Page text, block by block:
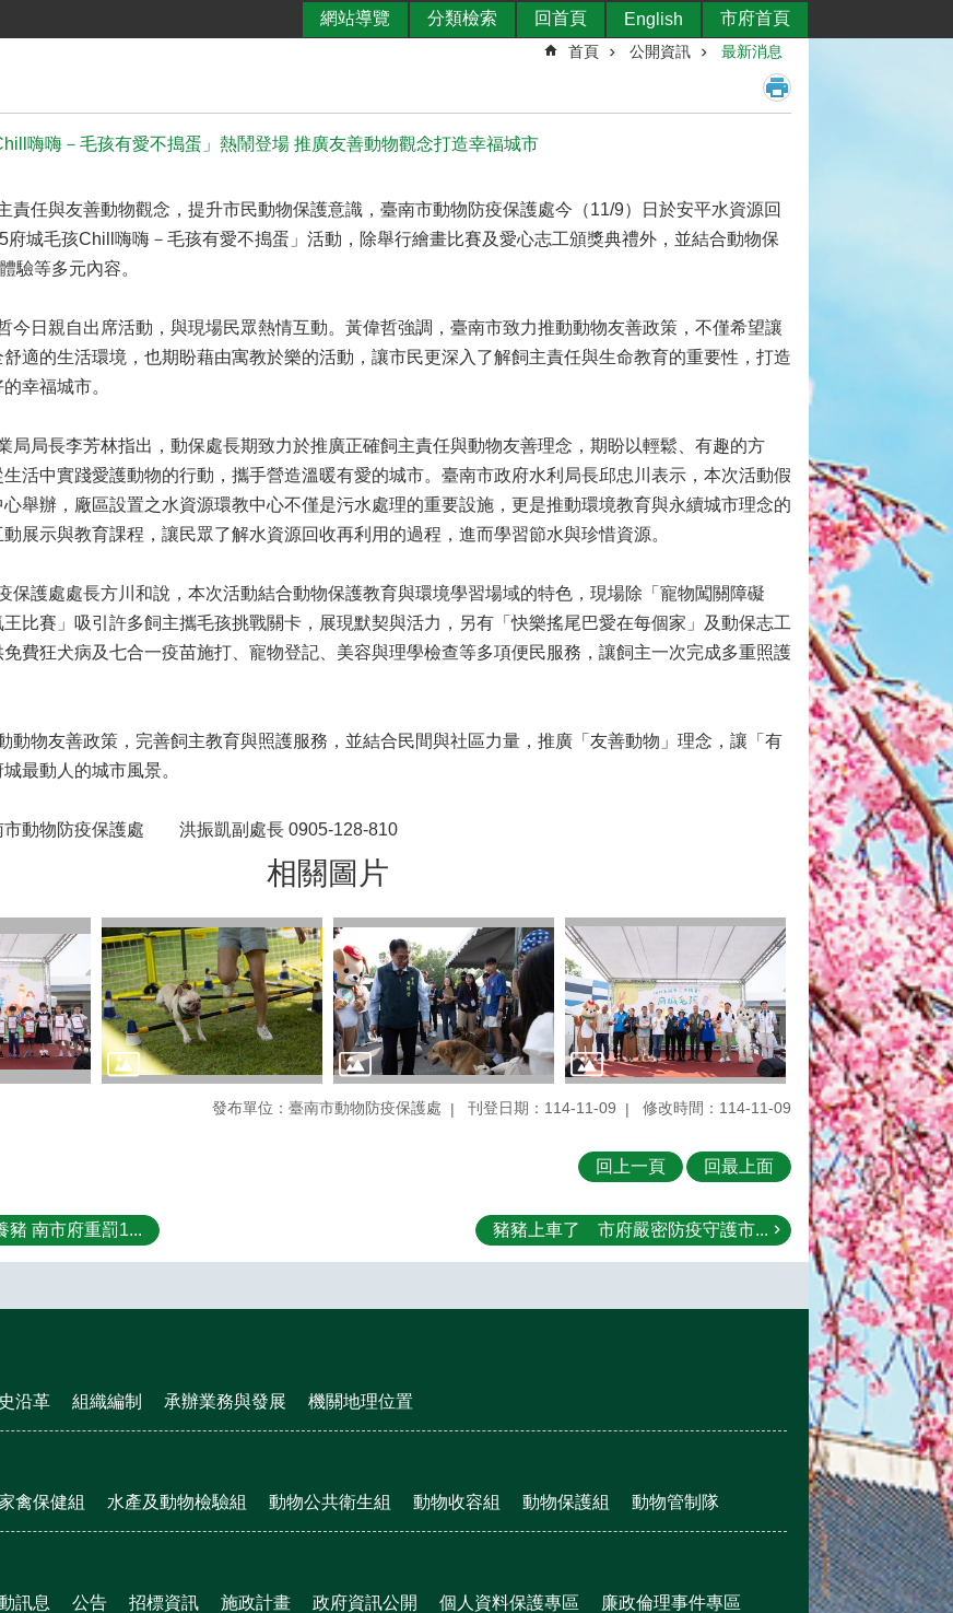
網站導覽 分類檢索 回首頁 English 市府首頁
首頁 公開資訊 最新消息
嗨嗨－毛孩有愛不搗蛋」熱鬧登場 推廣友善動物觀念打造幸福城市
任與友善動物觀念，提升市民動物保護意識，臺南市動物防疫保護處今（11/9）日於安平水資源回
府城毛孩Chill嗨嗨－毛孩有愛不搗蛋」活動，除舉行繪畫比賽及愛心志工頒獎典禮外，並結合動物保
驗等多元內容。
日親自出席活動，與現場民眾熱情互動。黃偉哲強調，臺南市致力推動動物友善政策，不僅希望讓
適的生活環境，也期盼藉由寓教於樂的活動，讓市民更深入了解飼主責任與生命教育的重要性，打造
幸福城市。
局長李芳林指出，動保處長期致力於推廣正確飼主責任與動物友善理念，期盼以輕鬆、有趣的方
活中實踐愛護動物的行動，攜手營造溫暖有愛的城市。臺南市政府水利局長邱忠川表示，本次活動假
舉辦，廠區設置之水資源環教中心不僅是污水處理的重要設施，更是推動環境教育與永續城市理念的
展示與教育課程，讓民眾了解水資源回收再利用的過程，進而學習節水與珍惜資源。
護處處長方川和說，本次活動結合動物保護教育與環境學習場域的特色，現場除「寵物闖關障礙
比賽」吸引許多飼主攜毛孩挑戰關卡，展現默契與活力，另有「快樂搖尾巴愛在每個家」及動保志工
費狂犬病及七合一疫苗施打、寵物登記、美容與理學檢查等多項便民服務，讓飼主一次完成多重照護
物友善政策，完善飼主教育與照護服務，並結合民間與社區力量，推廣「友善動物」理念，讓「有
最動人的城市風景。
市動物防疫保護處 洪振凱副處長 0905-128-810
相關圖片
發布單位：臺南市動物防疫保護處 刊登日期：114-11-09 修改時間：114-11-09
回上一頁 回最上面
豬 南市府重罰1... 豬豬上車了 市府嚴密防疫守護市...
沿革 組織編制 承辦業務與發展 機關地理位置
禽保健組 水產及動物檢驗組 動物公共衛生組 動物收容組 動物保護組 動物管制隊
訊息 公告 招標資訊 施政計畫 政府資訊公開 個人資料保護專區 廉政倫理事件專區